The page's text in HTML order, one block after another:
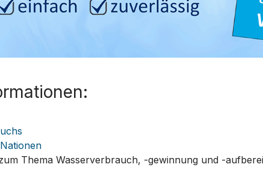
Thema Wasserverbrauch, -gewinnung und -